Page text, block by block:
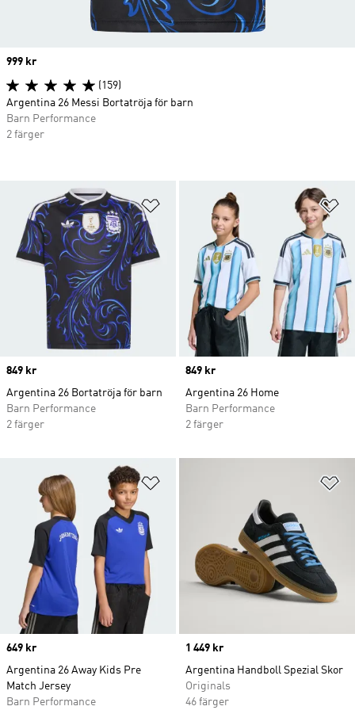
Lägg till på önskelistan
Price
849 kr
Argentina 26 Bortatröja för barn
Barn Performance
2 färger
Price
849 kr
Argentina 26 Home
Barn Performance
2 färger
Price
649 kr
Argentina 26 Away Kids Pre
Match Jersey
Barn Performance
Price
1 449 kr
Argentina Handboll Spezial Skor
Originals
46 färger
Price
999 kr
(159)
Argentina 26 Messi Bortatröja för barn
Barn Performance
2 färger